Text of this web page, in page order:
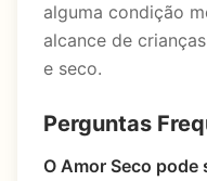
alguma condição
alcance de
e seco.
Perguntas
O Amor Seco